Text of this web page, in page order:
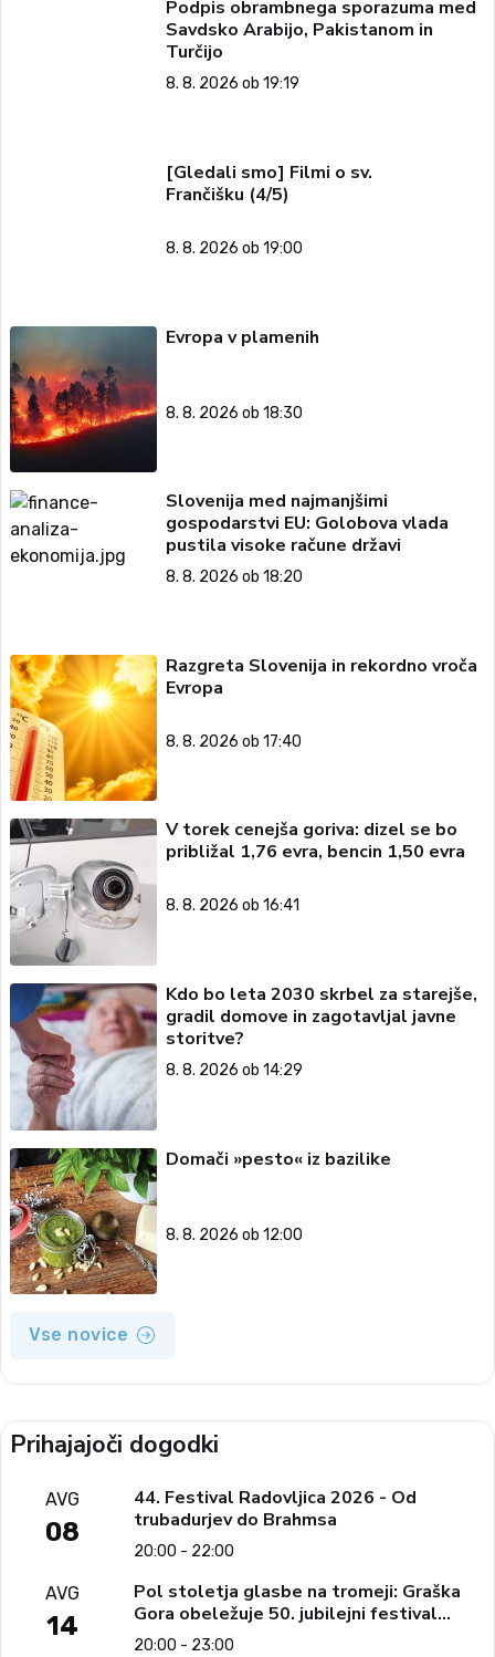
Podpis obrambnega sporazuma med
Savdsko Arabijo, Pakistanom in
Turčijo
8. 8. 2026 ob 19:19
[Gledali smo] Filmi o sv.
Frančišku (4/5)
8. 8. 2026 ob 19:00
Evropa v plamenih
8. 8. 2026 ob 18:30
Slovenija med najmanjšimi
gospodarstvi EU: Golobova vlada
pustila visoke račune državi
8. 8. 2026 ob 18:20
Razgreta Slovenija in rekordno vroča
Evropa
8. 8. 2026 ob 17:40
V torek cenejša goriva: dizel se bo
približal 1,76 evra, bencin 1,50 evra
8. 8. 2026 ob 16:41
Kdo bo leta 2030 skrbel za starejše,
gradil domove in zagotavljal javne
storitve?
8. 8. 2026 ob 14:29
Domači »pesto« iz bazilike
8. 8. 2026 ob 12:00
Vse novice
Prihajajoči dogodki
AVG
08
44. Festival Radovljica 2026 - Od
trubadurjev do Brahmsa
20:00 - 22:00
AVG
14
Pol stoletja glasbe na tromeji: Graška
Gora obeležuje 50. jubilejni festival
narodno-zabavne glasbe
20:00 - 23:00